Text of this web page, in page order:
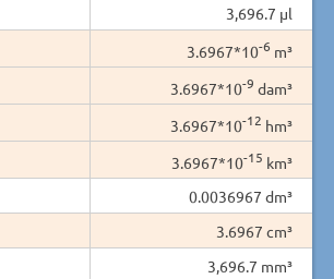
3,696.7 µl
3.6967*10-6 m³
3.6967*10-9 dam³
3.6967*10-12 hm³
3.6967*10-15 km³
0.0036967 dm³
3.6967 cm³
3,696.7 mm³